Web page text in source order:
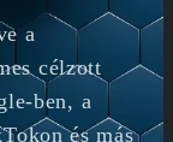
a
célzott
ben, a
és más